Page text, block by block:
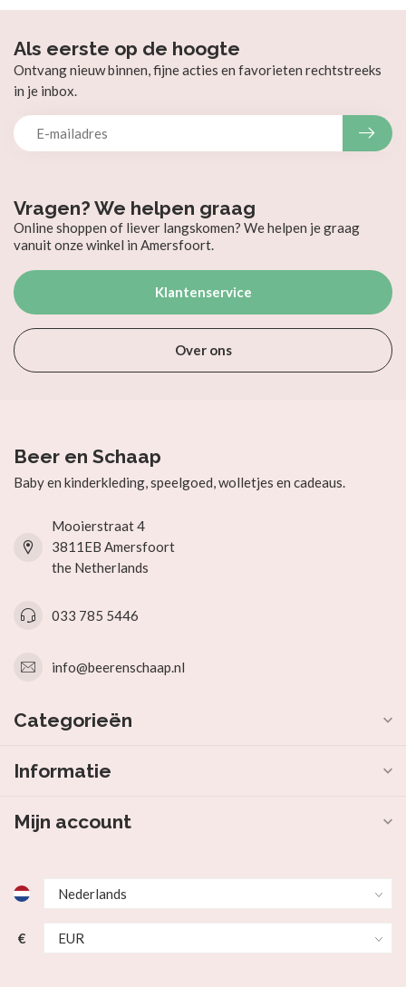
Vragen? We helpen graag
Online shoppen of liever langskomen? We helpen je graag
vanuit onze winkel in Amersfoort.
Klantenservice
Over ons
Als eerste op de hoogte
Ontvang nieuw binnen, fijne acties en favorieten rechtstreeks
in je inbox.
Beer en Schaap
Baby en kinderkleding, speelgoed, wolletjes en cadeaus.
Mooierstraat 4
3811EB Amersfoort
the Netherlands
033 785 5446
info@beerenschaap.nl
Categorieën
Informatie
Mijn account
€